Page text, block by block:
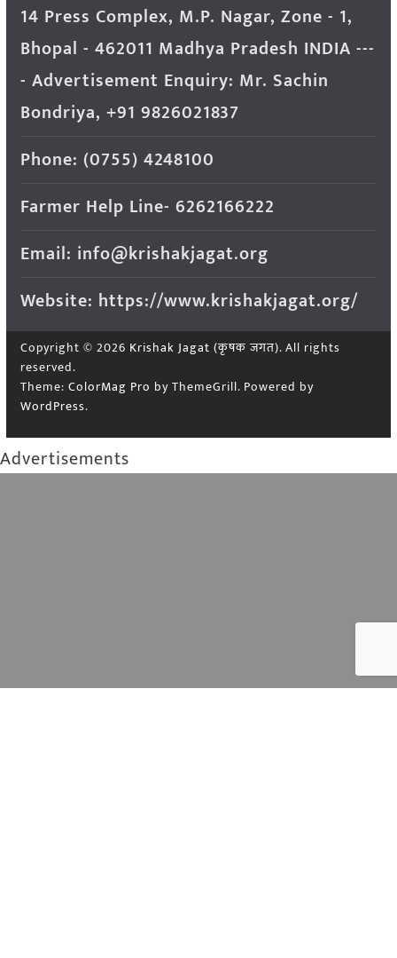
14 Press Complex, M.P. Nagar, Zone - 1,
Bhopal - 462011 Madhya Pradesh INDIA ---
- Advertisement Enquiry: Mr. Sachin
Bondriya, +91 9826021837
Phone: (0755) 4248100
Farmer Help Line- 6262166222
Email: info@krishakjagat.org
Website: https://www.krishakjagat.org/
Copyright © 2026 Krishak Jagat (कृषक जगत). All rights
reserved.
Theme: ColorMag Pro by ThemeGrill. Powered by
WordPress.
Advertisements